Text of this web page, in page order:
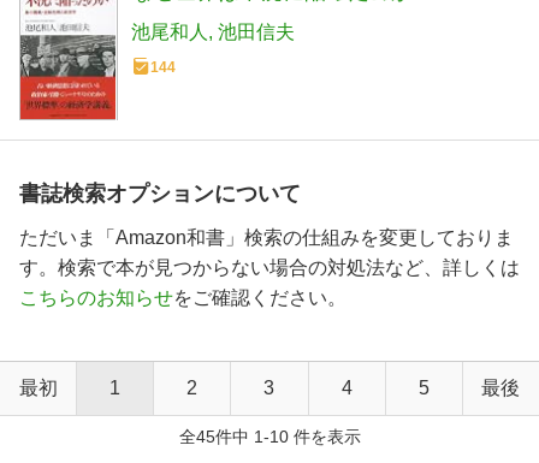
池尾和人 池田信夫
144
書誌検索オプションについて
ただいま「Amazon和書」検索の仕組みを変更しておりま
す。検索で本が見つからない場合の対処法など、詳しくは
こちらのお知らせをご確認ください。
最初 1 2 3 4 5 最後
全45件中 1-10 件を表示